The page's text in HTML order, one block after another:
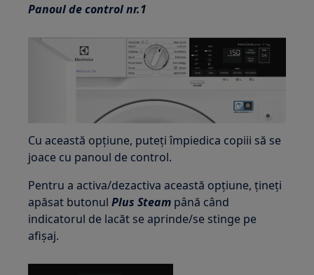
Panoul de control nr.1
Cu această opțiune, puteți împiedica copiii să se
joace cu panoul de control.
Pentru a activa/dezactiva această opțiune, țineți
apăsat butonulPlus Steam până când
indicatorul de lacăt se aprinde/se stinge pe
afișaj.